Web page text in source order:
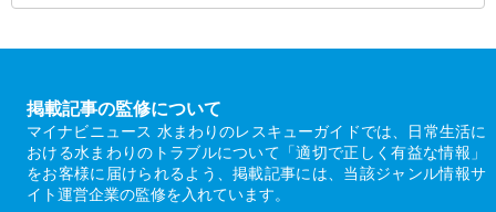
掲載記事の監修について
マイナビニュース 水まわりのレスキューガイドでは、日常生活に
おける水まわりのトラブルについて「適切で正しく有益な情報」
をお客様に届けられるよう、掲載記事には、当該ジャンル情報サ
イト運営企業の監修を入れています。